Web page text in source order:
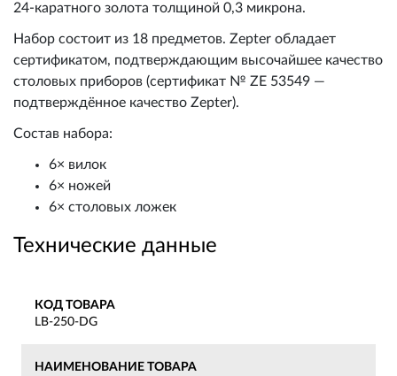
24-каратного золота толщиной 0,3 микрона.
Набор состоит из 18 предметов. Zepter обладает
сертификатом, подтверждающим высочайшее качество
столовых приборов (сертификат № ZE 53549 —
подтверждённое качество Zepter).
Состав набора:
6× вилок
6× ножей
6× столовых ложек
Технические данные
КОД ТОВАРА
LB-250-DG
НАИМЕНОВАНИЕ ТОВАРА